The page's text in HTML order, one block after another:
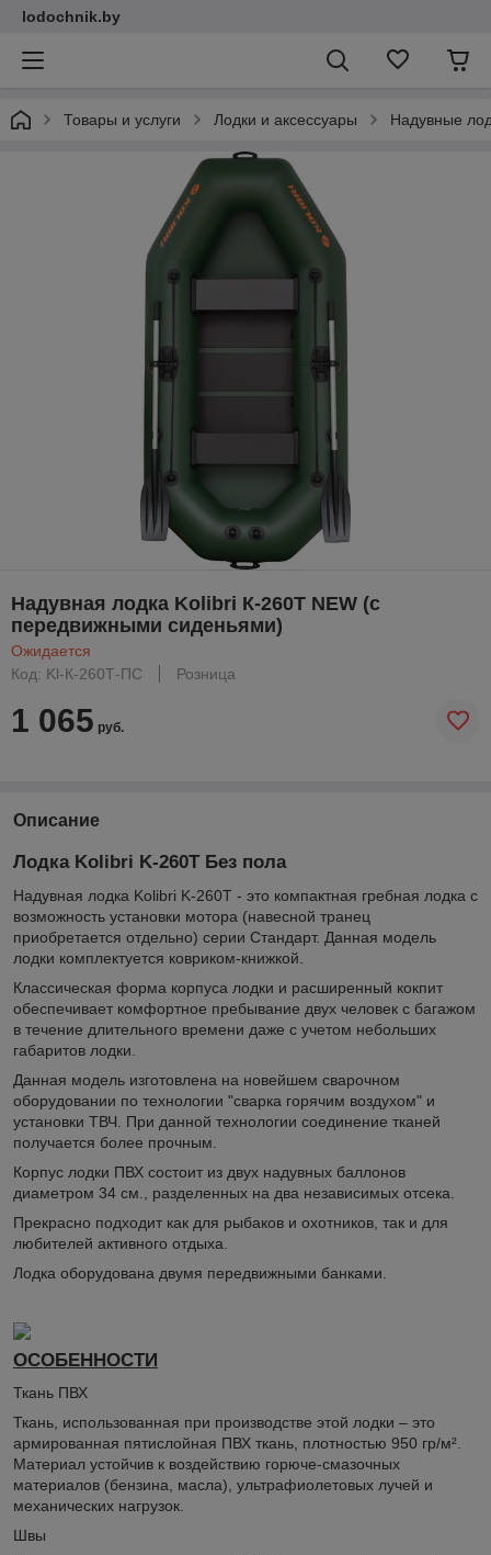
lodochnik.by
Товары и услуги Лодки и аксессуары Надувные
Надувная лодка Kolibri К-260Т NEW (с
передвижными сиденьями)
Ожидается
Код: Kl-К-260Т-ПС
Розница
1 065 руб.
Описание
Лодка Kolibri K-260T Без пола
Надувная лодка Kolibri K-260T - это компактная гребная лодка с
возможность установки мотора (навесной транец
приобретается отдельно) серии Стандарт. Данная модель
лодки комплектуется ковриком-книжкой.
Классическая форма корпуса лодки и расширенный кокпит
обеспечивает комфортное пребывание двух человек с багажом
в течение длительного времени даже с учетом небольших
габаритов лодки.
Данная модель изготовлена на новейшем сварочном
оборудовании по технологии "сварка горячим воздухом" и
установки ТВЧ. При данной технологии соединение тканей
получается более прочным.
Корпус лодки ПВХ состоит из двух надувных баллонов
диаметром 34 см., разделенных на два независимых отсека.
Прекрасно подходит как для рыбаков и охотников, так и для
любителей активного отдыха.
Лодка оборудована двумя передвижными банками.
ОСОБЕННОСТИ
Ткань ПВХ
Ткань, использованная при производстве этой лодки – это
армированная пятислойная ПВХ ткань, плотностью 950 гр/м².
Материал устойчив к воздействию горюче-смазочных
материалов (бензина, масла), ультрафиолетовых лучей и
механических нагрузок.
Швы